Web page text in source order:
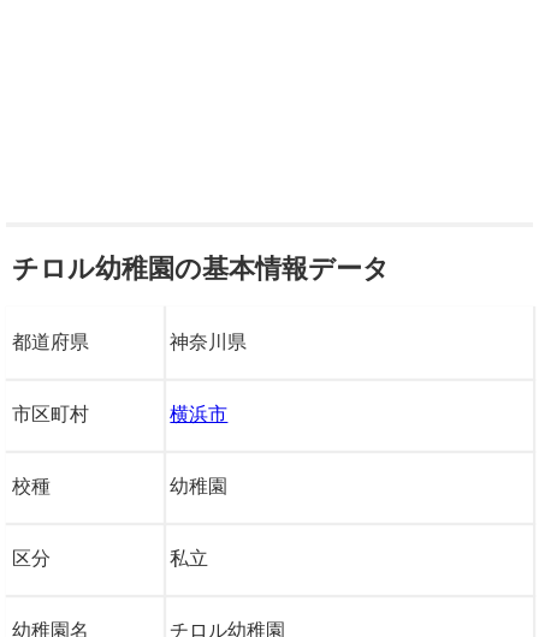
チロル幼稚園の基本情報データ
都道府県 神奈川県
市区町村 横浜市
校種 幼稚園
区分 私立
幼稚園名 チロル幼稚園